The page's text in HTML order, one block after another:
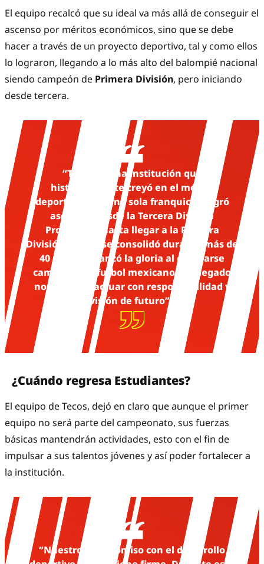
El equipo recalcó que su ideal va más allá de conseguir el
ascenso por méritos económicos, sino que se debe
hacer a través de un proyecto deportivo, tal y como ellos
lo lograron, llegando a lo más alto del balompié nacional
siendo campeón de Primera División, pero iniciando
desde tercera.
“Tecos es una institución que
históricamente creyó en el mérito
deportivo. Con una sola franquicia, logró
ascender desde la Tercera División
Profesional hasta llegar a la Primera
División, donde se consolidó durante más de
40 años y alcanzó la gloria al coronarse
campeón del futbol mexicano. Ese legado
nos obliga a actuar con responsabilidad y
visión de futuro”.
¿Cuándo regresa Estudiantes?
El equipo de Tecos, dejó en claro que aunque el primer
equipo no será parte del campeonato, sus fuerzas
básicas mantendrán actividades, esto con el fin de
impulsar a sus talentos jóvenes y así poder fortalecer a
la institución.
“Nuestro compromiso con el desarrollo